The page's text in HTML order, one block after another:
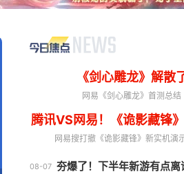
《剑心雕龙》解散
网易《剑心雕龙》首测总结
腾讯VS网易！《诡影藏锋
网易搜打撤《诡影藏锋》新实机演
08-07 夯爆了！下半年新游有点离